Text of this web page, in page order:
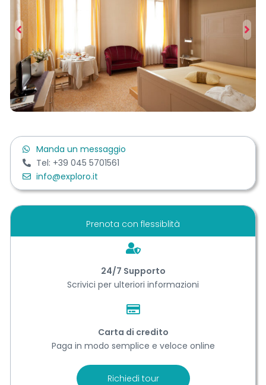
Manda un messaggio
Tel: +39 045 5701561
info@exploro.it
Prenota con flessiblità
24/7 Support​o
Scrivici per ulteriori informazioni
Carta di credito
Paga in modo semplice e veloce online
Richiedi tour